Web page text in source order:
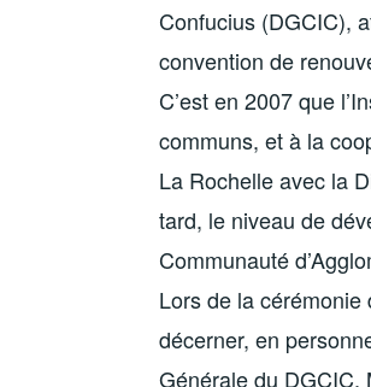
Confucius (DGCIC),
convention de
C’est en 2007 que
communs, et à la
La Rochelle avec la
tard, le niveau de
Communauté
Lors de la
décerner, en
Générale du DGCIC,